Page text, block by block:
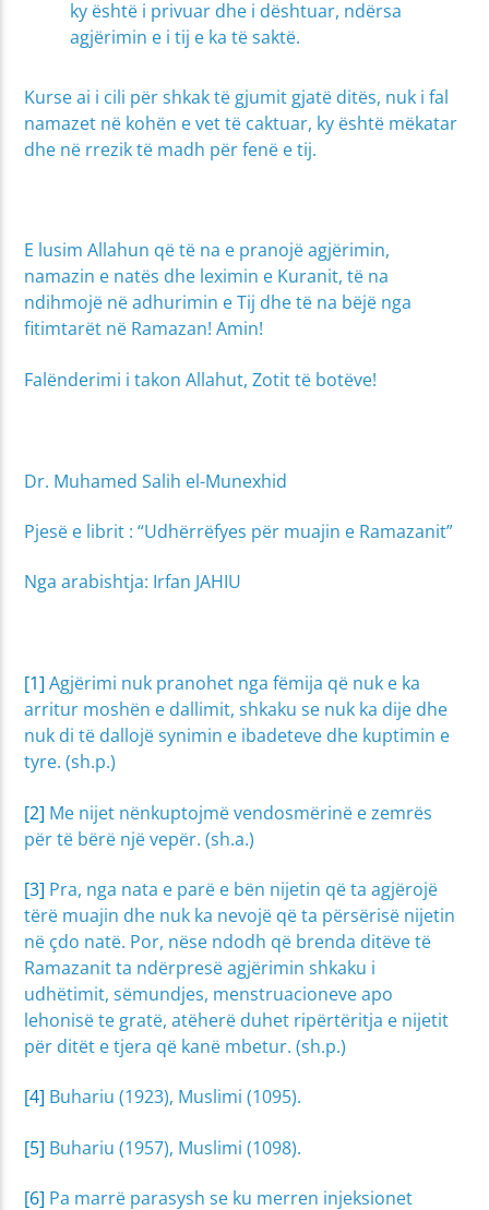
ky është i privuar dhe i dështuar, ndërsa
agjërimin e i tij e ka të saktë.
Kurse ai i cili për shkak të gjumit gjatë ditës, nuk i fal
namazet në kohën e vet të caktuar, ky është mëkatar
dhe në rrezik të madh për fenë e tij.
E lusim Allahun që të na e pranojë agjërimin,
namazin e natës dhe leximin e Kuranit, të na
ndihmojë në adhurimin e Tij dhe të na bëjë nga
fitimtarët në Ramazan! Amin!
Falënderimi i takon Allahut, Zotit të botëve!
Dr. Muhamed Salih el-Munexhid
Pjesë e librit : “Udhërrëfyes për muajin e Ramazanit”
Nga arabishtja: Irfan JAHIU
[1] Agjërimi nuk pranohet nga fëmija që nuk e ka
arritur moshën e dallimit, shkaku se nuk ka dije dhe
nuk di të dallojë synimin e ibadeteve dhe kuptimin e
tyre. (sh.p.)
[2] Me nijet nënkuptojmë vendosmërinë e zemrës
për të bërë një vepër. (sh.a.)
[3] Pra, nga nata e parë e bën nijetin që ta agjërojë
tërë muajin dhe nuk ka nevojë që ta përsërisë nijetin
në çdo natë. Por, nëse ndodh që brenda ditëve të
Ramazanit ta ndërpresë agjërimin shkaku i
udhëtimit, sëmundjes, menstruacioneve apo
lehonisë te gratë, atëherë duhet ripërtëritja e nijetit
për ditët e tjera që kanë mbetur. (sh.p.)
[4] Buhariu (1923), Muslimi (1095).
[5] Buhariu (1957), Muslimi (1098).
[6] Pa marrë parasysh se ku merren injeksionet